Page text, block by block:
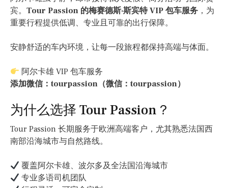
宾。 Tour Passion 的梅赛德斯·斯宾特 VIP 包车服务 ，为
重要行程提供低调、专业且可靠的出行保障。
安静舒适的车内环境，让每一段旅程都保持高端与体面。
阿尔卡雄 VIP 包车服务
添加微信：tourpassion（微信：tourpassion）
为什么选择 Tour Passion？
Tour Passion 长期服务于欧洲高端客户，尤其熟悉法国西
南部沿海城市与自然路线。
覆盖阿尔卡雄、波尔多及全法国沿海城市
专业多语司机团队